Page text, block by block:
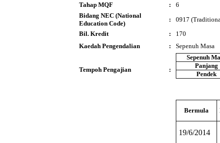
Tahap MQF
:
6
Bidang NEC (National
Education Code)
:
0917
Bil. Kredit
:
170
Kaedah Pengendalian
: Sepenuh Masa
Tempoh Pengajian :
Sepenuh
Panjang
Pendek
Bermula
19/6/2014